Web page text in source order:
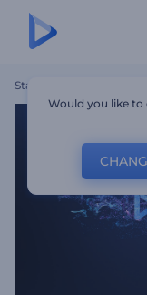
Startseite
Would you like to